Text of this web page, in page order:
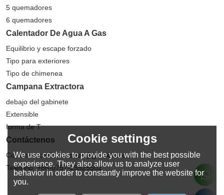
5 quemadores
6 quemadores
Calentador De Agua A Gas
Equilibrio y escape forzado
Tipo para exteriores
Tipo de chimenea
Campana Extractora
debajo del gabinete
Extensible
forma de T
Contáctenos
Correo electrónico: sales@greaidea.com
Teléfono: +86-0757-25525502
Cookie settings
We use cookies to provide you with the best possible
experience. They also allow us to analyze user
behavior in order to constantly improve the website for
you.